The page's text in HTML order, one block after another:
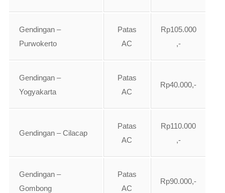
Gendingan –
Purwokerto
Patas
AC
Rp105.000
,-
Gendingan –
Yogyakarta
Patas
AC
Rp40.000,-
Gendingan – Cilacap
Patas
AC
Rp110.000
,-
Gendingan –
Gombong
Patas
AC
Rp90.000,-